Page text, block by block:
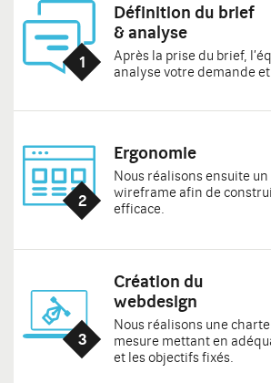
Définition du brief
& analyse
Après la prise du brief,
analyse votre demande
Ergonomie
Nous réalisons ensuite
wireframe afin de
efficace.
Création du
webdesign
Nous réalisons une
mesure mettant en
et les objectifs fixés.